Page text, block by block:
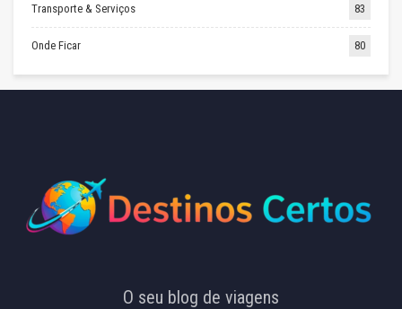
Transporte & Serviços 83
Onde Ficar 80
O seu blog de viagens